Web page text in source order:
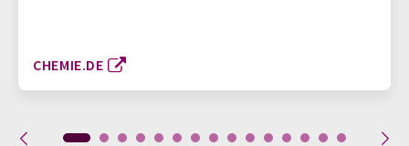
CHEMIE.DE